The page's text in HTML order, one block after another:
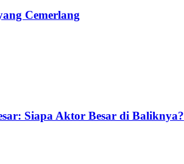
Cemerlang
Siapa Aktor Besar di Baliknya?